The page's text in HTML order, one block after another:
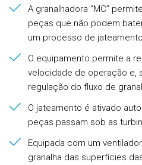
A granalhadora “MC”
peças que não podem
um processo de jateamento
O equipamento permite a
velocidade de operação e,
regulação do fluxo de
O jateamento é ativado
peças passam sob as
Equipada com um
granalha das superfícies